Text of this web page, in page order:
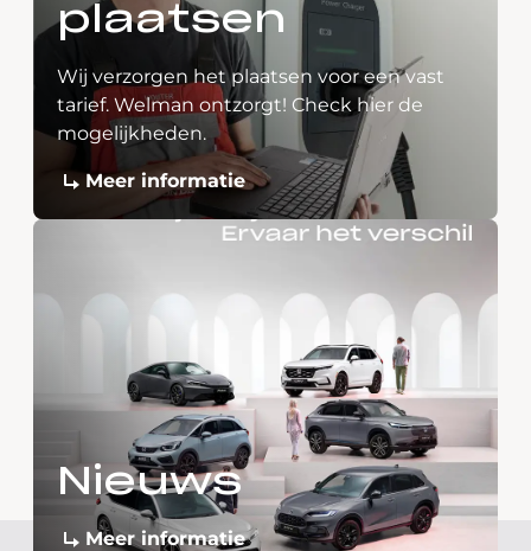
plaatsen
Wij verzorgen het plaatsen voor een vast
tarief. Welman ontzorgt! Check hier de
mogelijkheden.
Meer informatie
Nieuws
Meer informatie